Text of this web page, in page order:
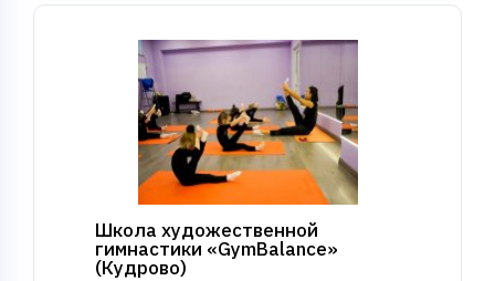
Школа художественной
гимнастики «GymBalance»
(Кудрово)